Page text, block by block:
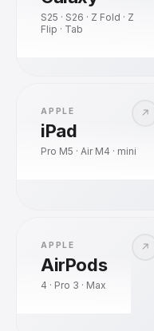
S25 · S26 · Z Fold · Z
Flip · Tab
↗
APPLE
iPad
Pro M5 · Air M4 · mini
↗
APPLE
AirPods
4 · Pro 3 · Max